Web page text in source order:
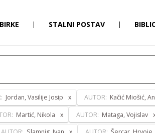
| STALNI POSTAV |
Jordan, Vasilije Josip AUTOR: Kačić Miošić,
Martić, Nikola AUTOR: Mataga, Vojislav